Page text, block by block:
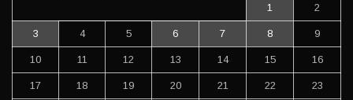
1 2
3 4 5 6 7 8 9
10 11 12 13 14 15 16
17 18 19 20 21 22 23